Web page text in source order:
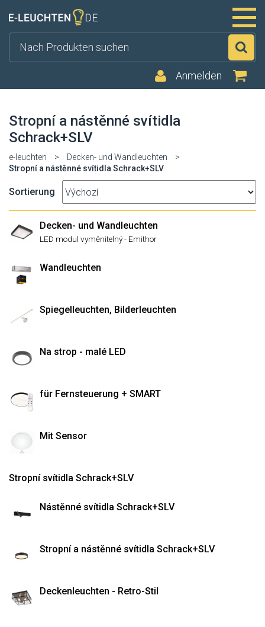
Anmelden
Stropní a nástěnné svítidla
Schrack+SLV
e-leuchten > Decken- und Wandleuchten
>
Stropní a nástěnné svítidla Schrack+SLV
Sortierung
Decken- und Wandleuchten
LED modul vyměnitelný - Emithor
Wandleuchten
Spiegelleuchten, Bilderleuchten
Na strop - malé LED
für Fernsteuerung + SMART
Mit Sensor
Stropní svítidla Schrack+SLV
Nástěnné svítidla Schrack+SLV
Stropní a nástěnné svítidla Schrack+SLV
Deckenleuchten - Retro-Stil